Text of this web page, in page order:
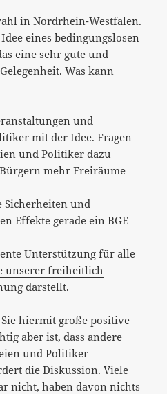
in Nordrhein-Westfalen.
eines bedingungslosen
eine sehr gute und
Was kann
und
mit der Idee. Fragen
und Politiker dazu
mehr Freiräume
Sicherheiten und
Effekte gerade ein BGE
Unterstützung für alle
unserer freiheitlich
darstellt.
hiermit große positive
aber ist, dass andere
und Politiker
die Diskussion. Viele
nicht, haben davon nichts